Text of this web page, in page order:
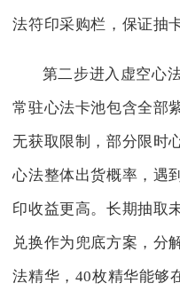
法符印采购栏，保证抽
第二步进入虚空心
常驻心法卡池包含全部
无获取限制，部分限时
心法整体出货概率，遇
印收益更高。长期抽取
兑换作为兜底方案，分
法精华，40枚精华能够